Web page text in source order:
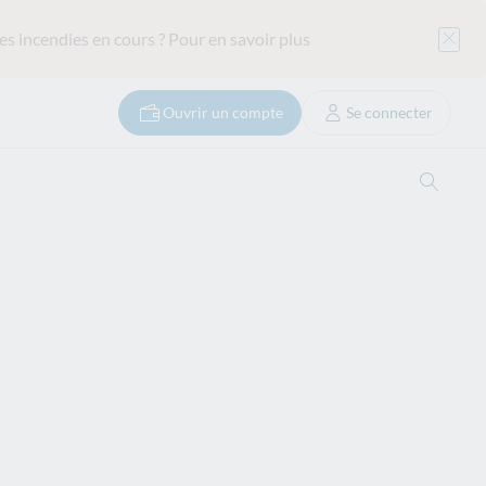
incendies en cours ? Pour en savoir plus
Ouvrir un compte Se connecter